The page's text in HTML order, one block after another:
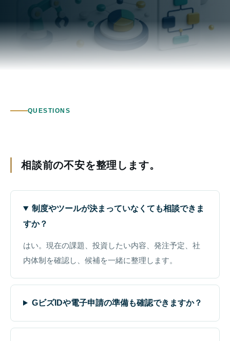
QUESTIONS
相談前の不安を整理します。
制度やツールが決まっていなくても相談できま
すか？
はい。現在の課題、投資したい内容、発注予定、社
内体制を確認し、候補を一緒に整理します。
GビズIDや電子申請の準備も確認できますか？